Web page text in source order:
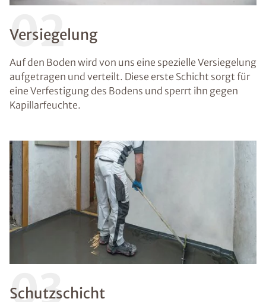
02
Versiegelung
Auf den Boden wird von uns eine spezielle Versiegelung
aufgetragen und verteilt. Diese erste Schicht sorgt für
eine Verfestigung des Bodens und sperrt ihn gegen
Kapillarfeuchte.
03
Schutzschicht